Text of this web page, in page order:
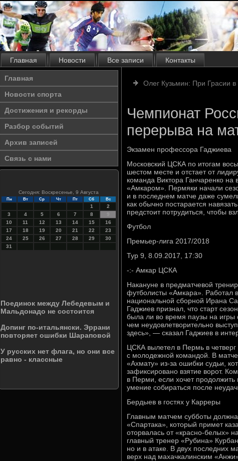
Главная Новости Все записи Контакты
Главная
Новости спорта
Достижения и рекорды
Разбор событий
Архив записей
Связь с нами
Сегодня: Воскресенье, 9 Августа
Пн Вт Ср Чт Пт Сб Вс
1
2
3
4 5 6 7 8
9
10
11 12 13 14 15
16
17
18 19 20 21 22
23
24
25 26 27 28 29
30
31
Поединок между Лебедевым и
Мальдонадо не состоится
Допинг по-итальянски. Эррани
повторяет ошибки Шараповой
У русских нет флага, но они все
равно - классные
Олег Кузьмин: При Грасии
Чемпионат
перерыва на
Экзамен профессора Гаджиева
Московский ЦСКА по итогам
шестом месте и отстает от
команда Виктора Ганчаренко
«Амкаром». Пермяки начали
и в последнем матче даже
как обычно постарается
предстоит потрудиться, чтобы
Футбол
Премьер-лига 2017/2018
Тур 9, 8.09.2017, 17:30
-:- Амкар ЦСКА
Накануне в предматчевой
футболисты «Амкара». Работал
национальной сборной Ирана
Гаджиев признал, что старт
была ли во время паузы на
чем неудовлетворительно
здесь», — сказал Гаджиев в
ЦСКА вылетел в Пермь в
с молодежной командой. В матче
«Ахмату» из-за ошибки судьи,
зафиксировано взятие ворот.
в Перми, если хочет
умение собираться после
Бердыев в гостях у Карреры
Главным матчем субботы должна
«Спартака», который примет
оторвалась от «красно-белых»
главный тренер «Рубина»
но и в атаке. В двух последних
верх над махачкалинским